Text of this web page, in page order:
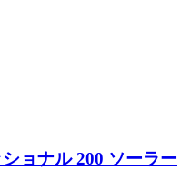
ョナル 200 ソーラー